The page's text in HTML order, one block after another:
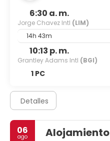
6:30 a. m.
Jorge Chavez Intl (LIM)
14h 43m
10:13 p. m.
Grantley Adams Intl (BGI)
1 PC
Detalles
06
ago Alojamiento